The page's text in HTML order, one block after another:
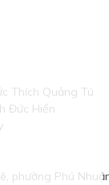
Thích Quảng Tú
Đức Hiển
phường Phú